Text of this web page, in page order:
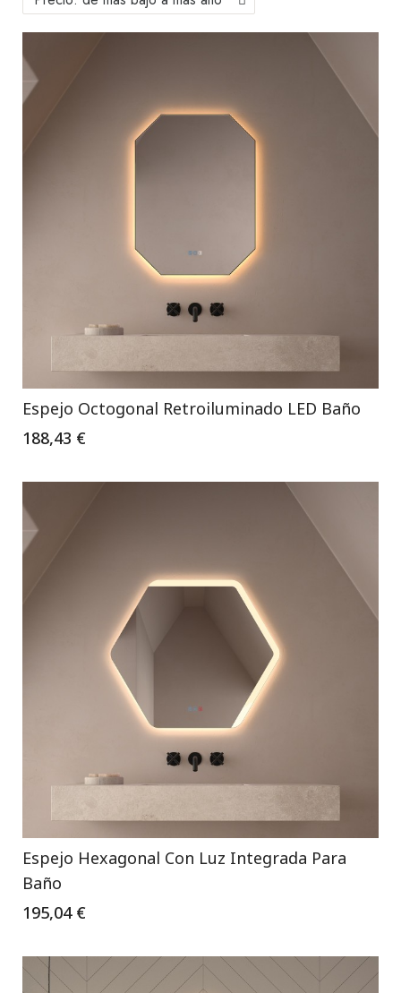
Espejo Octogonal Retroiluminado LED Baño
188,43 €
Espejo Hexagonal Con Luz Integrada Para
Baño
195,04 €